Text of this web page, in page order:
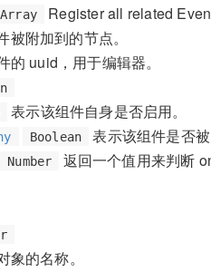
Array Register all related
被附加到的节点。
的 uuid，用于编辑器。
表示该组件自身是否启用。
Boolean 表示该组件是否
Number
返回一个值用来判断
象的名称。